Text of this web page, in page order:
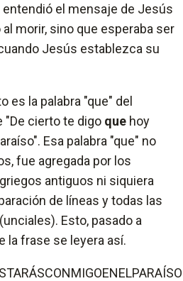
entendió el mensaje de Jesús
morir, sino que esperaba ser
Jesús establezca su
es la palabra "que" del
"De cierto te digo que hoy
Esa palabra "que" no
fue agregada por los
antiguos ni siquiera
de líneas y todas las
Esto, pasado a
la frase se leyera así.